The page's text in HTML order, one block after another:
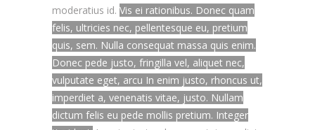
moderatius id. Vis ei rationibus. Donec quam
felis, ultricies nec, pellentesque eu, pretium
quis, sem. Nulla consequat massa quis enim.
Donec pede justo, fringilla vel, aliquet nec,
vulputate eget, arcu In enim justo, rhoncus ut,
imperdiet a, venenatis vitae, justo. Nullam
dictum felis eu pede mollis pretium. Integer